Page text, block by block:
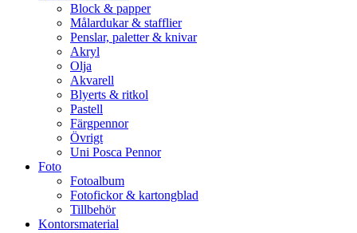
Block & papper
Målardukar & stafflier
Penslar, paletter & knivar
Akryl
Olja
Akvarell
Blyerts & ritkol
Pastell
Färgpennor
Övrigt
Uni Posca Pennor
Foto
Fotoalbum
Fotofickor & kartongblad
Tillbehör
Kontorsmaterial